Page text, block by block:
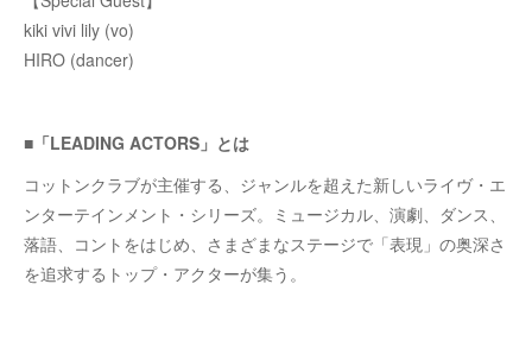
kiki vivi lily (vo)
HIRO (dancer)
■「LEADING ACTORS」とは
コットンクラブが主催する、ジャンルを超えた新しいライヴ・エ
ンターテインメント・シリーズ。ミュージカル、演劇、ダンス、
落語、コントをはじめ、さまざまなステージで「表現」の奥深さ
を追求するトップ・アクターが集う。